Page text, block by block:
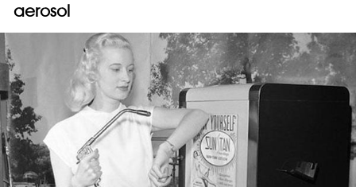
aerosol